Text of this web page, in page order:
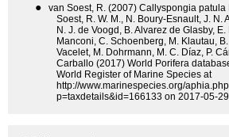
●
van Soest, R. (2007) Callyspongia patula
Soest, R. W. M., N. Boury-Esnault, J. N.
N. J. de Voogd, B. Alvarez de Glasby,
Manconi, C. Schoenberg, M. Klautau,
Vacelet, M. Dohrmann, M. C. Díaz, P.
Carballo (2017) World Porifera
World Register of Marine Species at
http://www.marinespecies.org/
p=taxdetails&id=166133 on 2017-05-